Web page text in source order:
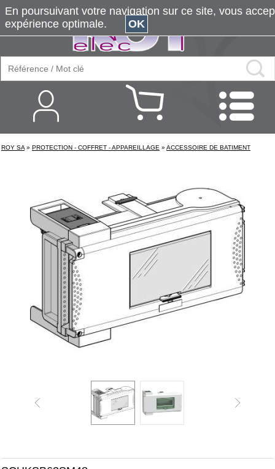
ROY SA » PROTECTION - COFFRET - APPAREILLAGE » ACCESSOIRE DE BATIMENT
En poursuivant votre navigation sur ce site, vous
expérience optimale.
OK